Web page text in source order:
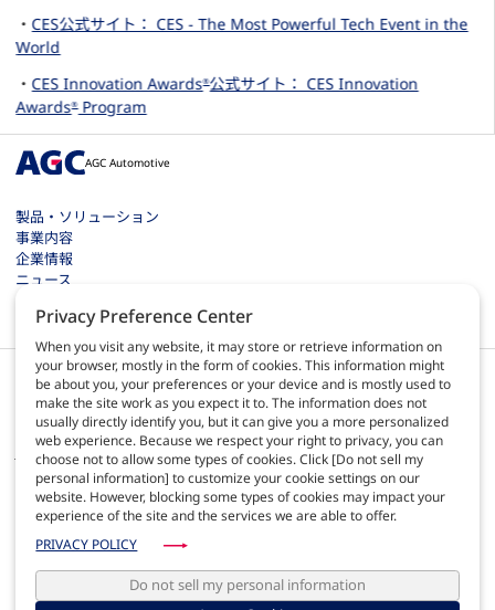
・ CES公式サイト： CES - The Most Powerful Tech Event in the
World
・ CES Innovation Awards®公式サイト： CES Innovation
Awards®Program
AGC Automotive
製品・ソリューション
事業内容
企業情報
ニュース
採用情報
サイトのご利用について
プライバシーポリシー
サイトマップ
AGC Automotive Americas policies
Privacy Preference Center
When you visit any website, it may store or retrieve information on
your browser, mostly in the form of cookies. This information might
be about you, your preferences or your device and is mostly used to
make the site work as you expect it to. The information does not
usually directly identify you, but it can give you a more personalized
web experience. Because we respect your right to privacy, you can
choose not to allow some types of cookies. Click [Do not sell my
personal information] to customize your cookie settings on our
website. However, blocking some types of cookies may impact your
experience of the site and the services we are able to offer.
PRIVACY POLICY
Do not sell my personal information